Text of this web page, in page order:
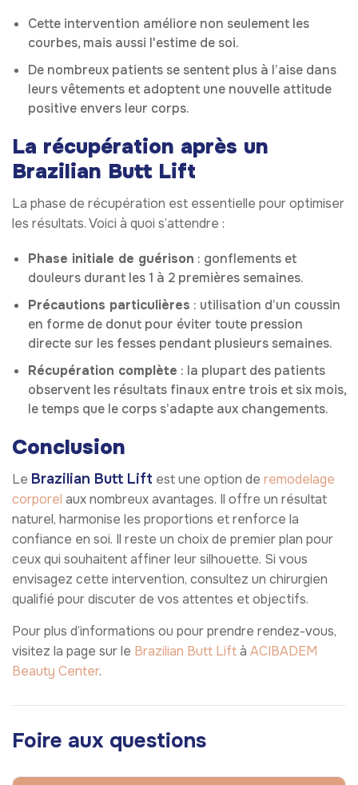
Cette intervention améliore non seulement les
courbes, mais aussi l'estime de soi.
De nombreux patients se sentent plus à l’aise dans
leurs vêtements et adoptent une nouvelle attitude
positive envers leur corps.
La récupération après un
Brazilian Butt Lift
La phase de récupération est essentielle pour optimiser
les résultats. Voici à quoi s’attendre :
Phase initiale de guérison : gonflements et
douleurs durant les 1 à 2 premières semaines.
Précautions particulières : utilisation d’un coussin
en forme de donut pour éviter toute pression
directe sur les fesses pendant plusieurs semaines.
Récupération complète : la plupart des patients
observent les résultats finaux entre trois et six mois,
le temps que le corps s’adapte aux changements.
Conclusion
Le Brazilian Butt Lift est une option de remodelage
corporel aux nombreux avantages. Il offre un résultat
naturel, harmonise les proportions et renforce la
confiance en soi. Il reste un choix de premier plan pour
ceux qui souhaitent affiner leur silhouette. Si vous
envisagez cette intervention, consultez un chirurgien
qualifié pour discuter de vos attentes et objectifs.
Pour plus d’informations ou pour prendre rendez-vous,
visitez la page sur le Brazilian Butt Liftà ACIBADEM
Beauty Center.
Foire aux questions